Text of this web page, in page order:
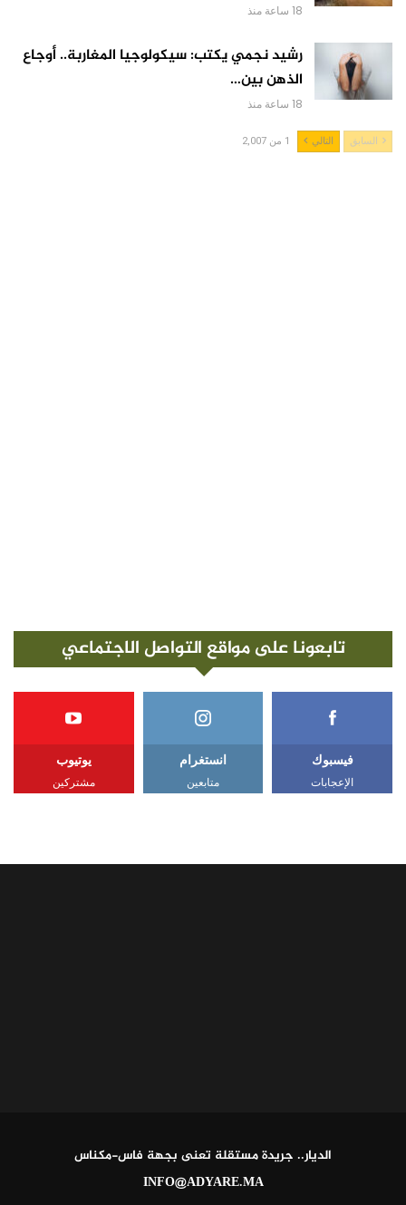
18 ساعة منذ
رشيد نجمي يكتب: سيكولوجيا المغاربة.. أوجاع
الذهن بين…
18 ساعة منذ
السابق التالي 1 من 2,007
تابعونا على مواقع التواصل الاجتماعي
فيسبوك
الإعجابات
انستغرام
متابعين
يوتيوب
مشتركين
الديار.. جريدة مستقلة تعنى بجهة فاس-مكناس
INFO@ADYARE.MA